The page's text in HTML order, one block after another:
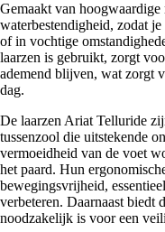
Gemaakt van hoogwaardige
waterbestendigheid, zodat
of in vochtige
laarzen is gebruikt, zorgt
ademend blijven, wat zorgt
dag.
De laarzen Ariat Telluride
tussenzool die uitstekende
vermoeidheid van de voet
het paard. Hun
bewegingsvrijheid,
verbeteren. Daarnaast biedt
noodzakelijk is voor een